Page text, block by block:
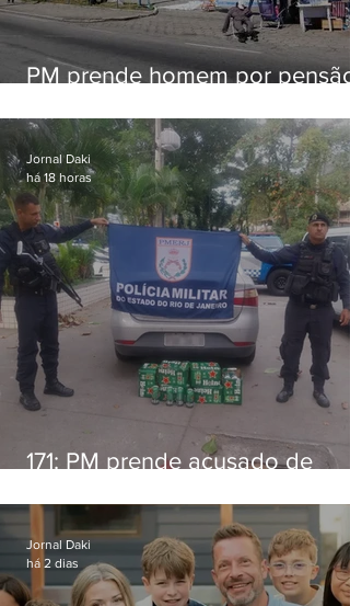
PM prende homem por pensão
171: PM prende acusado de
Niterói
Jornal Daki
há 18 horas
Jornal Daki
há 2 dias